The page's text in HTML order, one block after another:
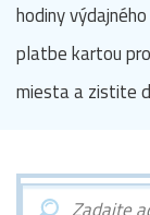
hodiny
platbe kartou
miesta a zistite